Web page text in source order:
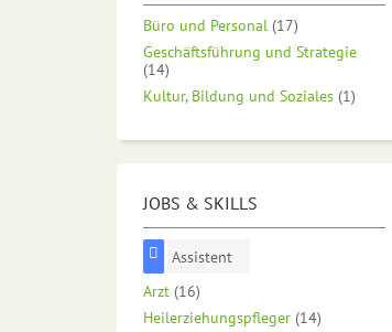
Büro und Personal (17)
Geschäftsführung und Strategie
(14)
Kultur, Bildung und Soziales (1)
JOBS & SKILLS
Assistent
Arzt (16)
Heilerziehungspfleger (14)